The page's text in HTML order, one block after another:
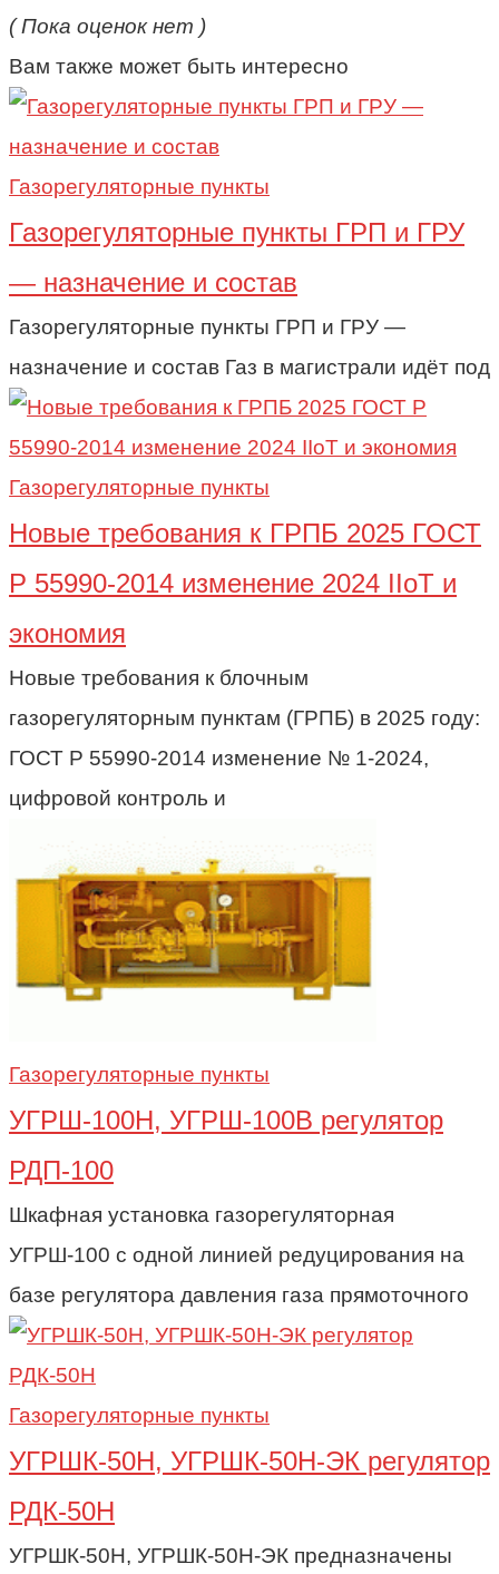
( Пока оценок нет )
Вам также может быть интересно
Газорегуляторные пункты
Газорегуляторные пункты ГРП и ГРУ
— назначение и состав
Газорегуляторные пункты ГРП и ГРУ —
назначение и состав Газ в магистрали идёт под
Газорегуляторные пункты
Новые требования к ГРПБ 2025 ГОСТ
Р 55990-2014 изменение 2024 IIoT и
экономия
Новые требования к блочным
газорегуляторным пунктам (ГРПБ) в 2025 году:
ГОСТ Р 55990-2014 изменение № 1-2024,
цифровой контроль и
Газорегуляторные пункты
УГРШ-100Н, УГРШ-100В регулятор
РДП-100
Шкафная установка газорегуляторная
УГРШ-100 с одной линией редуцирования на
базе регулятора давления газа прямоточного
Газорегуляторные пункты
УГРШК-50Н, УГРШК-50Н-ЭК регулятор
РДК-50Н
УГРШК-50Н, УГРШК-50Н-ЭК предназначены